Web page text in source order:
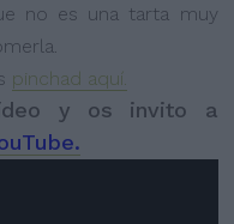
no es una tarta muy
pinchad aquí.
y os invito a